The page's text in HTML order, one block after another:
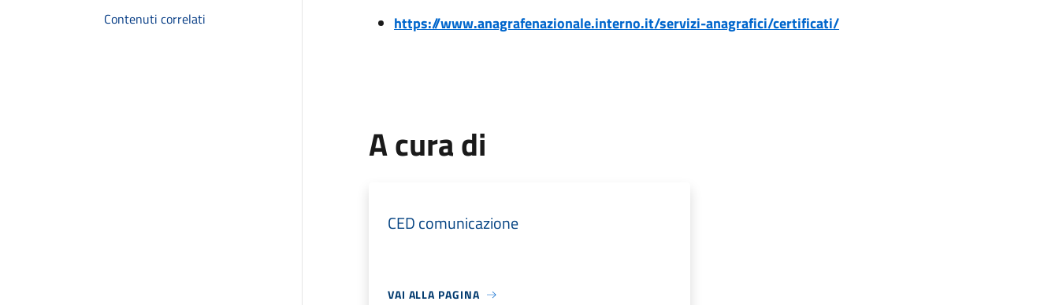
Contenuti correlati
https://www.anagrafenazionale.interno.it/servizi-anagrafici/certificati/
A cura di
CED comunicazione
VAI ALLA PAGINA